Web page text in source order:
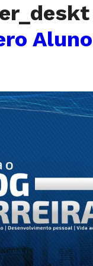
Aluno